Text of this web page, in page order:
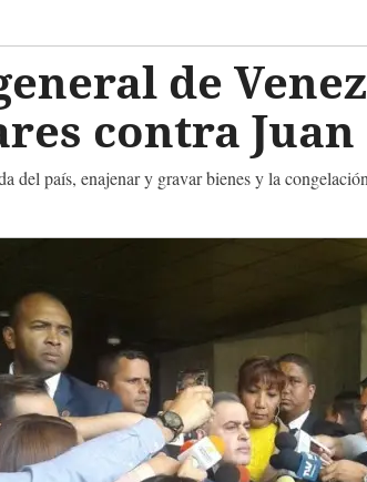
de
contra
del país, enajenar y gravar bienes y la